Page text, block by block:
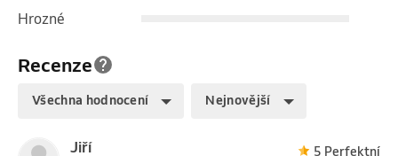
Recenze
Všechna hodnocení Nejnovější
Jiří 5 Perfektní
Hrozné